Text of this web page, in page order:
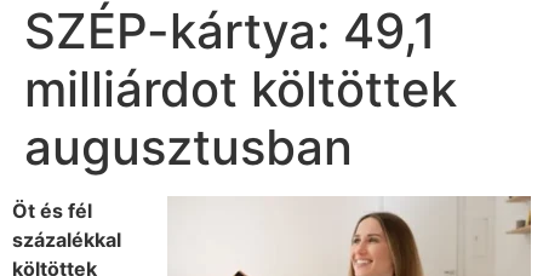
SZÉP-kártya: 49,1
milliárdot költöttek
augusztusban
Öt és fél
százalékkal
költöttek